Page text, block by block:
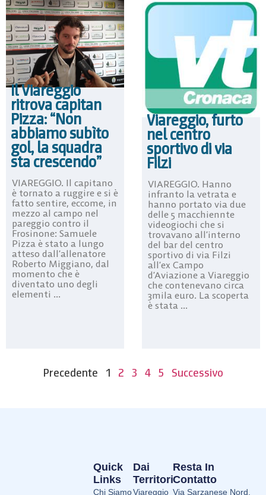
Il Viareggio
ritrova capitan
Pizza: “Non
abbiamo subìto
gol, la squadra
sta crescendo”
VIAREGGIO. Il capitano
è tornato a ruggire e si è
fatto sentire, eccome, in
mezzo al campo nel
pareggio contro il
Frosinone: Samuele
Pizza è stato a lungo
atteso dall’allenatore
Roberto Miggiano, dal
momento che è
diventato uno degli
elementi ...
Viareggio, furto
nel centro
sportivo di via
Filzi
VIAREGGIO. Hanno
infranto la vetrata e
hanno portato via due
delle 5 macchiennte
videogiochi che si
trovavano all’interno
del bar del centro
sportivo di via Filzi
all’ex Campo
d’Aviazione a Viareggio
che contenevano circa
3mila euro. La scoperta
è stata ...
Precedente 1 2 3 4 5 Successivo
Dai
Territori
Viareggio
Quick
Links
Chi Siamo
Resta In
Contatto
Via Sarzanese Nord,